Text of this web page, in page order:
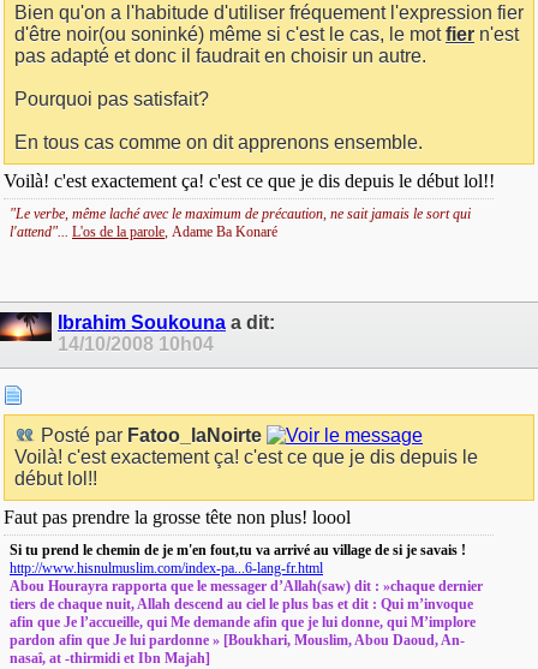
Bien qu'on a l'habitude d'utiliser fréquement l'expression fier
d'être noir(ou soninké) même si c'est le cas, le motfier n'est
pas adapté et donc il faudrait en choisir un autre.
Pourquoi pas satisfait?
En tous cas comme on dit apprenons ensemble.
Voilà! c'est exactement ça! c'est ce que je dis depuis le début lol!!
"Le verbe, même laché avec le maximum de précaution, ne sait jamais le sort qui
l'attend"... L'os de la parole, Adame Ba Konaré
Ibrahim Soukouna a dit:
14/10/2008 10h04
Posté par Fatoo_laNoirte
Voilà! c'est exactement ça! c'est ce que je dis depuis le
début lol!!
Faut pas prendre la grosse tête non plus! loool
Si tu prend le chemin de je m'en fout,tu va arrivé au village de si je savais !
http://www.hisnulmuslim.com/index-pa...6-lang-fr.html
Abou Hourayra rapporta que le messager d’Allah(saw) dit : »chaque dernier
tiers de chaque nuit, Allah descend au ciel le plus bas et dit : Qui m’invoque
afin que Je l’accueille, qui Me demande afin que je lui donne, qui M’implore
pardon afin que Je lui pardonne » [Boukhari, Mouslim, Abou Daoud, An-
nasaî, at -thirmidi et Ibn Majah]